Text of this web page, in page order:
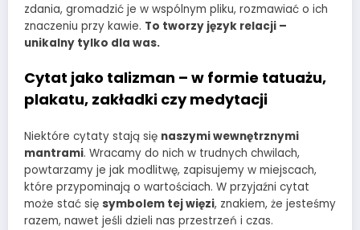
zdania, gromadzić je w wspólnym pliku, rozmawiać o ich
znaczeniu przy kawie. To tworzy język relacji –
unikalny tylko dla was.
Cytat jako talizman – w formie tatuażu,
plakatu, zakładki czy medytacji
Niektóre cytaty stają się naszymi wewnętrznymi
mantrami. Wracamy do nich w trudnych chwilach,
powtarzamy je jak modlitwę, zapisujemy w miejscach,
które przypominają o wartościach. W przyjaźni cytat
może stać się symbolem tej więzi, znakiem, że jesteśmy
razem, nawet jeśli dzieli nas przestrzeń i czas.